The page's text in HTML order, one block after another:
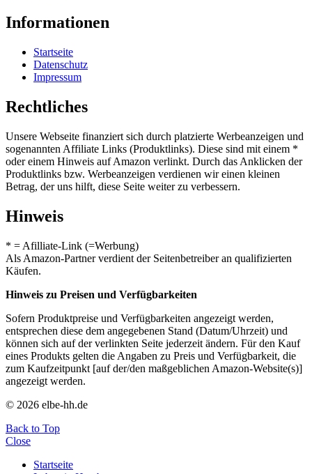
Informationen
Startseite
Datenschutz
Impressum
Rechtliches
Unsere Webseite finanziert sich durch platzierte Werbeanzeigen und
sogenannten Affiliate Links (Produktlinks). Diese sind mit einem *
oder einem Hinweis auf Amazon verlinkt. Durch das Anklicken der
Produktlinks bzw. Werbeanzeigen verdienen wir einen kleinen
Betrag, der uns hilft, diese Seite weiter zu verbessern.
Hinweis
* = Afilliate-Link (=Werbung)
Als Amazon-Partner verdient der Seitenbetreiber an qualifizierten
Käufen.
Hinweis zu Preisen und Verfügbarkeiten
Sofern Produktpreise und Verfügbarkeiten angezeigt werden,
entsprechen diese dem angegebenen Stand (Datum/Uhrzeit) und
können sich auf der verlinkten Seite jederzeit ändern. Für den Kauf
eines Produkts gelten die Angaben zu Preis und Verfügbarkeit, die
zum Kaufzeitpunkt [auf der/den maßgeblichen Amazon-Website(s)]
angezeigt werden.
© 2026 elbe-hh.de
Back to Top
Close
Startseite